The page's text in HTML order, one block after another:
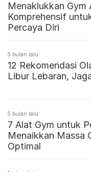
Menaklukkan Gym
Komprehensif
Percaya Diri
5 bulan lalu
12 Rekomendasi
Libur Lebaran,
5 bulan lalu
7 Alat Gym untuk
Menaikkan Massa
Optimal